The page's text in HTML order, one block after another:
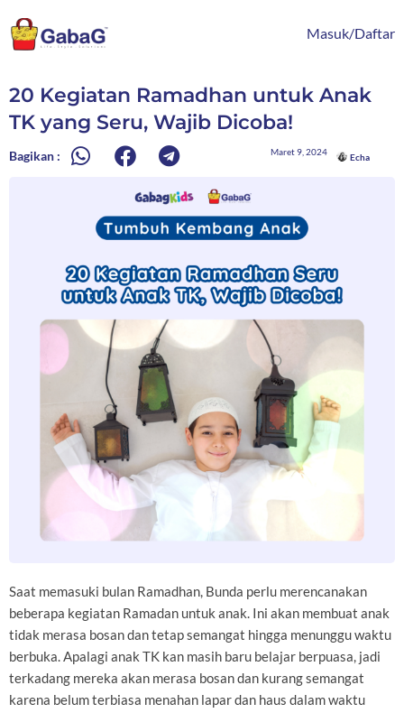
ke
konten
Masuk/Daftar
20 Kegiatan Ramadhan untuk Anak
TK yang Seru, Wajib Dicoba!
Bagikan : Maret 9, 2024
Echa
Saat memasuki bulan Ramadhan, Bunda perlu merencanakan
beberapa kegiatan Ramadan untuk anak. Ini akan membuat anak
tidak merasa bosan dan tetap semangat hingga menunggu waktu
berbuka. Apalagi anak TK kan masih baru belajar berpuasa, jadi
terkadang mereka akan merasa bosan dan kurang semangat
karena belum terbiasa menahan lapar dan haus dalam waktu